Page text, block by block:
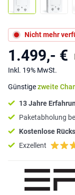
Nicht mehr
1.499,- €
Inkl. 19% MwSt.
Günstigezweite
13 Jahre
Paketabholung
Kostenlose
Exzellent